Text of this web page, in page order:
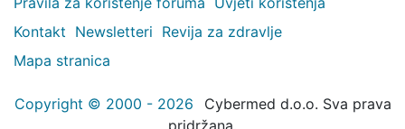
Kontakt Newsletteri Revija za zdravlje
Mapa stranica
Copyright © 2000 - 2026
Cybermed d.o.o. Sva prava
pridržana.